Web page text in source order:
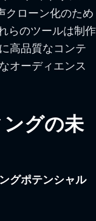
クローン化のため
らのツールは制作
高品質なコンテ
オーディエンス
グの未
グポテンシャル